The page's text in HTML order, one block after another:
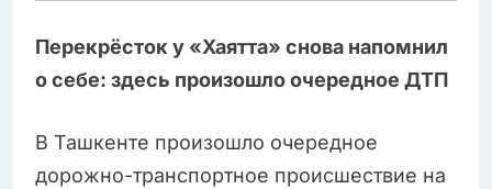
Перекрёсток у «Хаятта» снова напомнил
о себе: здесь произошло очередное ДТП
В Ташкенте произошло очередное
дорожно-транспортное происшествие на